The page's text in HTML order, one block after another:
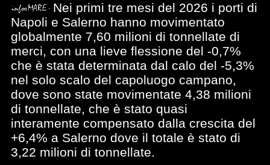
Nei primi tre mesi del 2026 i porti di
Napoli e Salerno hanno movimentato
globalmente 7,60 milioni di tonnellate di
merci, con una lieve flessione del -0,7%
che è stata determinata dal calo del -5,3%
nel solo scalo del capoluogo campano,
dove sono state movimentate 4,38 milioni
di tonnellate, che è stato quasi
interamente compensato dalla crescita del
+6,4% a Salerno dove il totale è stato di
3,22 milioni di tonnellate.